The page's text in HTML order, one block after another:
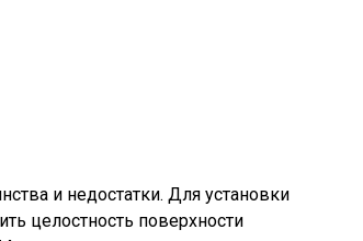
и недостатки. Для установки
целостность поверхности